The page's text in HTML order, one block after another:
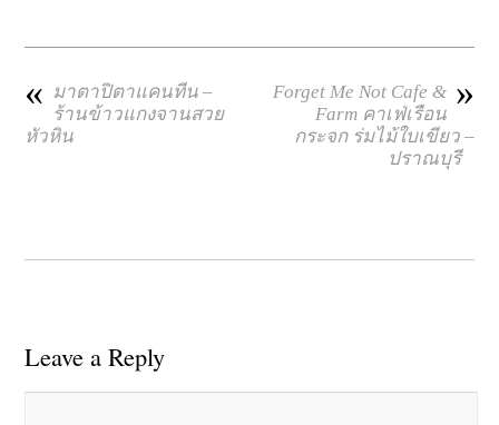
« มาตาปิตาแคนทีน –
ร้านข้าวแกงจานสวย
หัวหิน
»
Forget Me Not Cafe &
Farm คาเฟ่เรือน
กระจก ร่มไม้ใบเขียว –
ปราณบุรี
Leave a Reply